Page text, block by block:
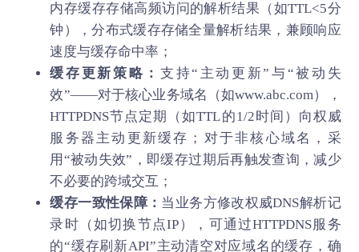
内存缓存存储高频访问的解析结果（如TTL<5分
钟），分布式缓存存储全量解析结果，兼顾响应
速度与缓存命中率；
缓存更新策略： 支持“主动更新”与“被动失
效”——对于核心业务域名（如www.abc.com），
HTTPDNS节点定期（如TTL的1/2时间）向权威
服务器主动更新缓存；对于非核心域名，采
用“被动失效”，即缓存过期后再触发查询，减少
不必要的跨域交互；
缓存一致性保障： 当业务方修改权威DNS解析记
录时（如切换节点IP），可通过HTTPDNS服务
的“缓存刷新API”主动清空对应域名的缓存，确